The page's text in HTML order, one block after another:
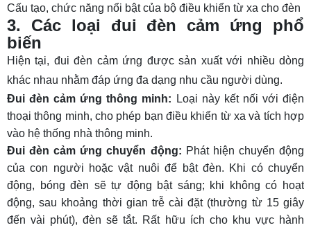
Cấu tạo, chức năng nổi bật của bộ điều khiển từ xa cho đèn
3. Các loại đui đèn cảm ứng phổ
biến
Hiện tại, đui đèn cảm ứng được sản xuất với nhiều dòng
khác nhau nhằm đáp ứng đa dạng nhu cầu người dùng.
Đui đèn cảm ứng thông minh: Loại này kết nối với điện
thoại thông minh, cho phép bạn điều khiển từ xa và tích hợp
vào hệ thống nhà thông minh.
Đui đèn cảm ứng chuyển động: Phát hiện chuyển động
của con người hoặc vật nuôi để bật đèn. Khi có chuyển
động, bóng đèn sẽ tự động bật sáng; khi không có hoạt
động, sau khoảng thời gian trễ cài đặt (thường từ 15 giây
đến vài phút), đèn sẽ tắt. Rất hữu ích cho khu vực hành